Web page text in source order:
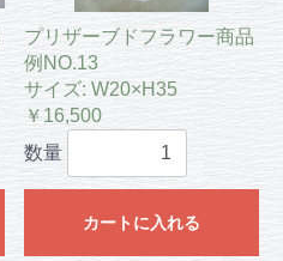
プリザーブドフラワー商品
例NO.13
サイズ: W20×H35
￥16,500
数量
カートに入れる